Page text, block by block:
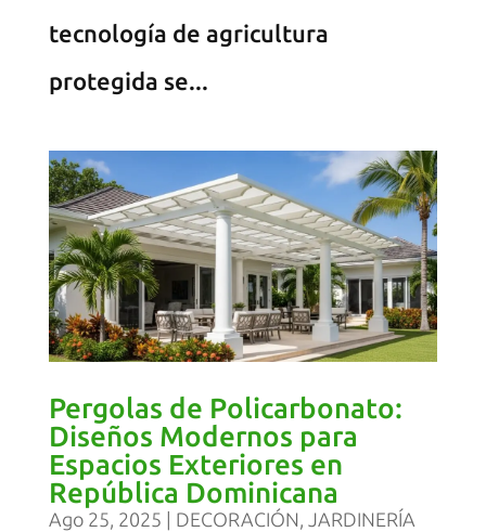
tecnología de agricultura
protegida se...
Pergolas de Policarbonato:
Diseños Modernos para
Espacios Exteriores en
República Dominicana
Ago 25, 2025 DECORACIÓN, JARDINERÍA